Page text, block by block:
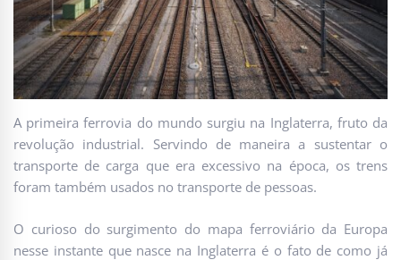
A primeira ferrovia do mundo surgiu na Inglaterra, fruto da
revolução industrial. Servindo de maneira a sustentar o
transporte de carga que era excessivo na época, os trens
foram também usados no transporte de pessoas.
O curioso do surgimento do mapa ferroviário da Europa
nesse instante que nasce na Inglaterra é o fato de como já